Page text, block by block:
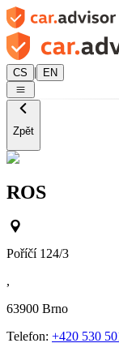
CS | EN
Zpět
ROS
Poříčí 124/3
,
63900 Brno
Telefon: +420 530